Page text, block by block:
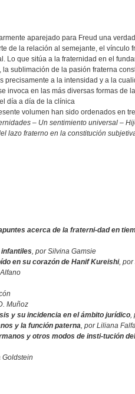
aparejado para Freud una
de la relación al semejante, el vínculo
Lo que sitúa a la fraternidad en el
sublimación de la pasión fraterna
precisamente a la intensidad y a la
invoca en las más diversas formas de
día a día de la clínica
volumen han sido ordenados en
– Un sentimiento universal –
lazo fraterno en la constitución
acerca de la fraterni-dad en
, por Silvina Gamsie
en su corazón de Hanif Kureishi, por
Muñoz
y su incidencia en el ámbito jurídico,
y la función paterna, por Liliana
y otros modos de insti-tución
Goldstein